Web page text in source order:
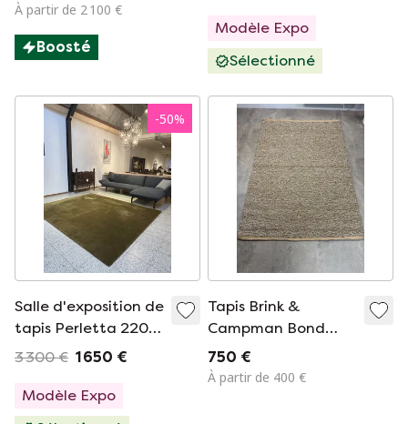
À partir de 2 100 €
Boosté
Modèle Expo
Sélectionné
-50%
Salle d'exposition de
tapis Perletta 220 X
270
3 300 € 1 650 €
Modèle Expo
Tapis Brink &
Campman Bond
170x240 cm Laine
rouille/gris
750 €
À partir de 400 €